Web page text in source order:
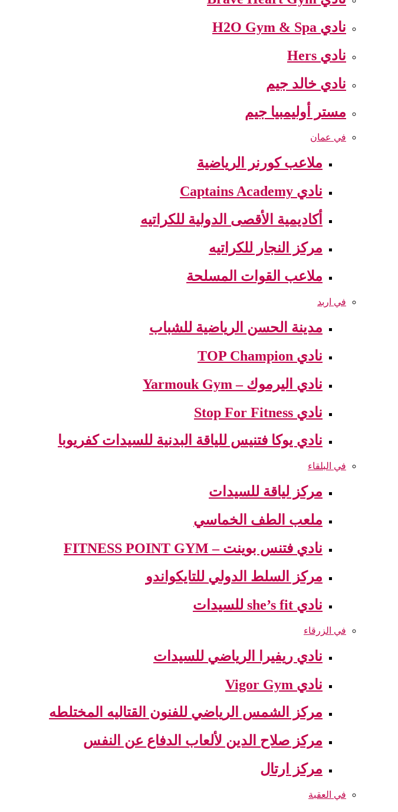
نادي H2O Gym & Spa
نادي Hers
نادي خالد جيم
مستر أوليمبيا جيم
في عمان
ملاعب كورنر الرياضية
نادي Captains Academy
أكاديمية الأقصى الدولية للكراتيه
مركز النجار للكراتيه
ملاعب القوات المسلحة
في اربد
مدينة الحسن الرياضية للشباب
نادي TOP Champion
نادي اليرموك – Yarmouk Gym
نادي Stop For Fitness
نادي يوكا فتنيس للياقة البدنية للسيدات كفريوبا
في البلقاء
مركز لياقة للسيدات
ملعب الطف الخماسي
نادي فتنس بوينت – FITNESS POINT GYM
مركز السلط الدولي للتايكواندو
نادي she’s fit للسيدات
في الزرقاء
نادي ريفيرا الرياضي للسيدات
نادي Vigor Gym
مركز الشمس الرياضي للفنون القتاليه المختلطه
مركز صلاح الدين لألعاب الدفاع عن النفس
مركز ارتال
في العقبة